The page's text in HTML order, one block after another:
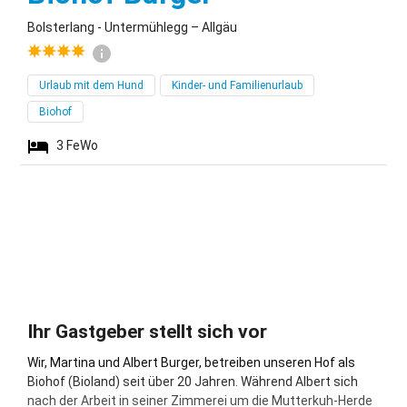
Bolsterlang - Untermühlegg – Allgäu
Urlaub mit dem Hund Kinder- und Familienurlaub
Biohof
3 FeWo
Ihr Gastgeber stellt sich vor
Wir, Martina und Albert Burger, betreiben unseren Hof als
Biohof (Bioland) seit über 20 Jahren. Während Albert sich
nach der Arbeit in seiner Zimmerei um die Mutterkuh-Herde